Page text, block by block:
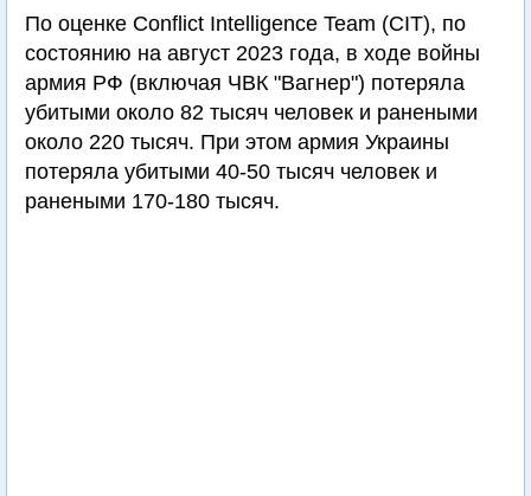
По оценке Conflict Intelligence Team (CIT), по
состоянию на август 2023 года, в ходе войны
армия РФ (включая ЧВК "Вагнер") потеряла
убитыми около 82 тысяч человек и ранеными
около 220 тысяч. При этом армия Украины
потеряла убитыми 40-50 тысяч человек и
ранеными 170-180 тысяч.